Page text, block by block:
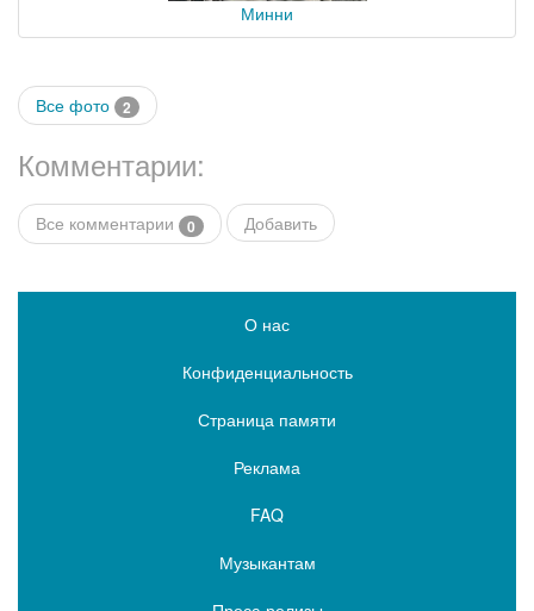
Минни
Все фото 2
Комментарии:
Все комментарии 0 Добавить
О нас
Конфиденциальность
Страница памяти
Реклама
FAQ
Музыкантам